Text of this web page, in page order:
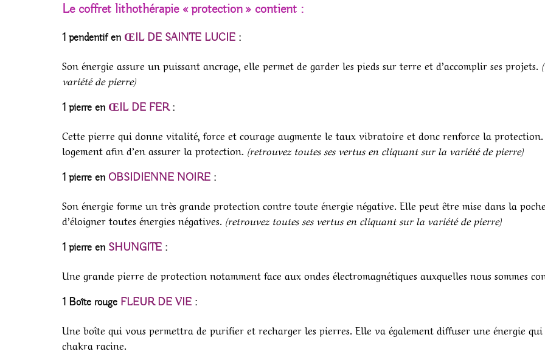
Le coffret lithothérapie « protection » contient :
1 pendentif en ŒIL DE SAINTE LUCIE :
Son énergie assure un puissant ancrage, elle permet de garder les pieds sur terre et d’accomplir ses projets.
variété de pierre)
1 pierre en ŒIL DE FER:
Cette pierre qui donne vitalité, force et courage augmente le taux vibratoire et donc renforce la protection.
logement afin d’en assurer la protection. (retrouvez toutes ses vertus en cliquant sur la variété de pierre)
1 pierre en OBSIDIENNE NOIRE :
Son énergie forme un très grande protection contre toute énergie négative. Elle peut être mise dans la
d’éloigner toutes énergies négatives. (retrouvez toutes ses vertus en cliquant sur la variété de pierre)
1 pierre en SHUNGITE :
Une grande pierre de protection notamment face aux ondes électromagnétiques auxquelles nous sommes
1 Boîte rouge FLEUR DE VIE :
Une boîte qui vous permettra de purifier et recharger les pierres. Elle va également diffuser une énergie
chakra racine.